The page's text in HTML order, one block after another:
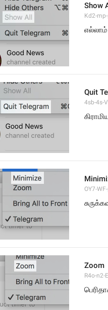
Show
Kd2-
எல்லாம்
Quit
4sb-4s-
OY7-
Zoom
R4o-n2-